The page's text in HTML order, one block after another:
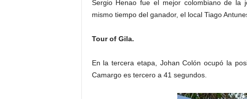
Sergio Henao fue el mejor colombiano de la
mismo tiempo del ganador, el local Tiago
Tour of Gila.
En la tercera etapa, Johan Colón ocupó la
Camargo es tercero a 41 segundos.